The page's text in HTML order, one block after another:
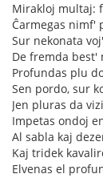
Mirakloj multaj:
Ĉarmegas nimf'
Sur nekonata
De fremda
Profundas plu
Sen pordo, sur
Jen pluras da
Impetas ondoj
Al sabla kaj
Kaj tridek
Elvenas el